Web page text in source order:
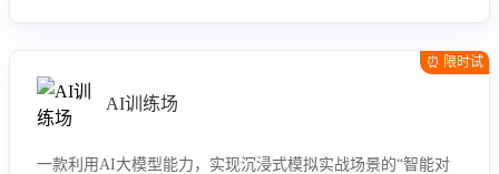
⏰ 限时试
AI训练场
一款利用AI大模型能力，实现沉浸式模拟实战场景的“智能对